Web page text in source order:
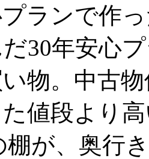
ランで作
30年安心
物。中古
値段より
棚が、奥行